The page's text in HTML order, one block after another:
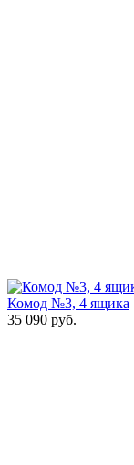
Комод №3, 4 ящика
35 090 руб.